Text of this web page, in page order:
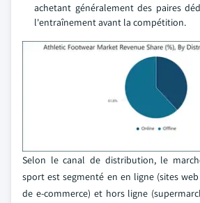
achetant généralement des paires
l'entraînement avant la compétition.
Selon le canal de distribution, le
sport est segmenté en en ligne (sites
de e-commerce) et hors ligne